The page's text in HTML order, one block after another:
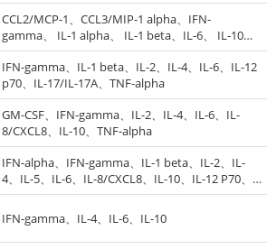
10、TNF-alpha
CCL2/MCP-1、CCL3/MIP-1 alpha、IFN-
gamma、 IL-1 alpha、 IL-1 beta、IL-6、 IL-10、
TNF-alpha
IFN-gamma、IL-1 beta、IL-2、IL-4、IL-6、IL-12
p70、IL-17/IL-17A、TNF-alpha
GM-CSF、IFN-gamma、IL-2、IL-4、IL-6、IL-
8/CXCL8、IL-10、TNF-alpha
IFN-alpha、IFN-gamma、IL-1 beta、IL-2、IL-
4、IL-5、IL-6、IL-8/CXCL8、IL-10、IL-12 P70、
IL-17/IL-17A、TNF-alpha
IFN-gamma、IL-4、IL-6、IL-10